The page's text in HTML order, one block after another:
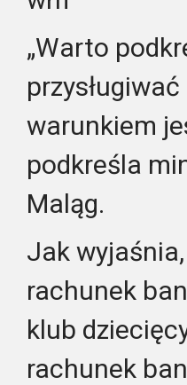
„Warto
warunkiem
podkreśla
Maląg.
Jak
rachunek
klub
rachunek